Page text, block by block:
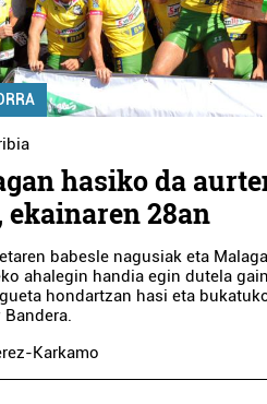
hasiko da
ekainaren 28an
babesle nagusiak eta
ahalegin handia egin dutela
hondartzan hasi eta
Karkamo